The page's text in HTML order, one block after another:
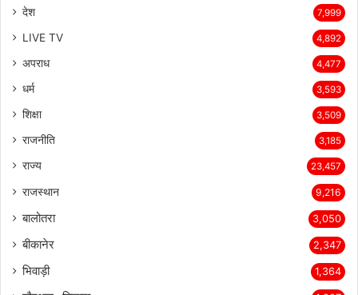
देश 7,999
LIVE TV 4,892
अपराध 4,477
धर्म 3,593
शिक्षा 3,509
राजनीति 3,185
राज्य 23,457
राजस्थान 9,216
बालोतरा 3,050
बीकानेर 2,347
भिवाड़ी 1,364